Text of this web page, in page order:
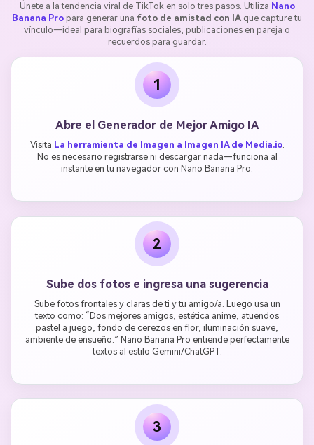
Únete a la tendencia viral de TikTok en solo tres pasos. Utiliza Nano
Banana Pro para generar una foto de amistad con IA que capture tu
vínculo—ideal para biografías sociales, publicaciones en pareja o
recuerdos para guardar.
1
Abre el Generador de Mejor Amigo IA
Visita La herramienta de Imagen a Imagen IA de Media.io.
No es necesario registrarse ni descargar nada—funciona al
instante en tu navegador con Nano Banana Pro.
2
Sube dos fotos e ingresa una sugerencia
Sube fotos frontales y claras de ti y tu amigo/a. Luego usa un
texto como: “Dos mejores amigos, estética anime, atuendos
pastel a juego, fondo de cerezos en flor, iluminación suave,
ambiente de ensueño.” Nano Banana Pro entiende perfectamente
textos al estilo Gemini/ChatGPT.
3